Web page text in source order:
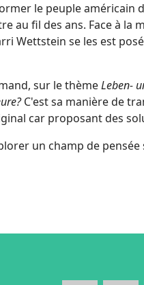
le peuple américain
au fil des ans. Face à
Wettstein se les est
sur le thèmeLeben-
C'est sa manière de
car proposant des
un champ de